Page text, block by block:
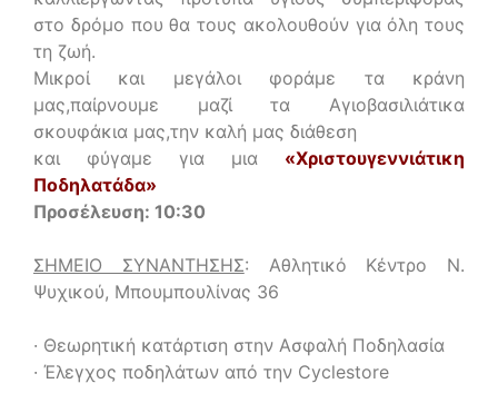
στο δρόμο που θα τους ακολουθούν για όλη τους
τη ζωή.
Μικροί και μεγάλοι φοράμε τα κράνη
μας,παίρνουμε μαζί τα Αγιοβασιλιάτικα
σκουφάκια μας,την καλή μας διάθεση
και φύγαμε για μια «Χριστουγεννιάτικη
Ποδηλατάδα»
Προσέλευση: 10:30
ΣΗΜΕΙΟ ΣΥΝΑΝΤΗΣΗΣ: Αθλητικό Κέντρο Ν.
Ψυχικού, Μπουμπουλίνας 36
· Θεωρητική κατάρτιση στην Ασφαλή Ποδηλασία
· Έλεγχος ποδηλάτων από την Cyclestore